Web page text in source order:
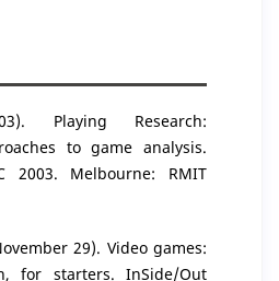
Playing Research:
to game analysis.
2003. Melbourne: RMIT
29). Video games:
for starters. InSide/Out